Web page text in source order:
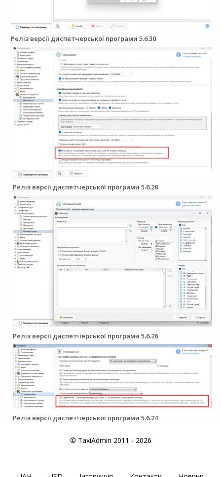
Реліз версії диспетчерської програми 5.6.30
Реліз версії диспетчерської програми 5.6.28
Реліз версії диспетчерської програми 5.6.26
Реліз версії диспетчерської програми 5.6.24
© TaxiAdmin 2011 - 2026